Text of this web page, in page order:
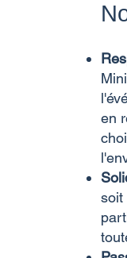
en
soit